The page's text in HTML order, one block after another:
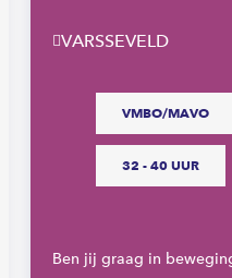
VARSSEVELD
VMBO/MAVO
32 - 40 UUR
Ben jij graag in